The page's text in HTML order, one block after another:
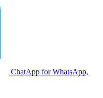
ChatApp for WhatsApp,